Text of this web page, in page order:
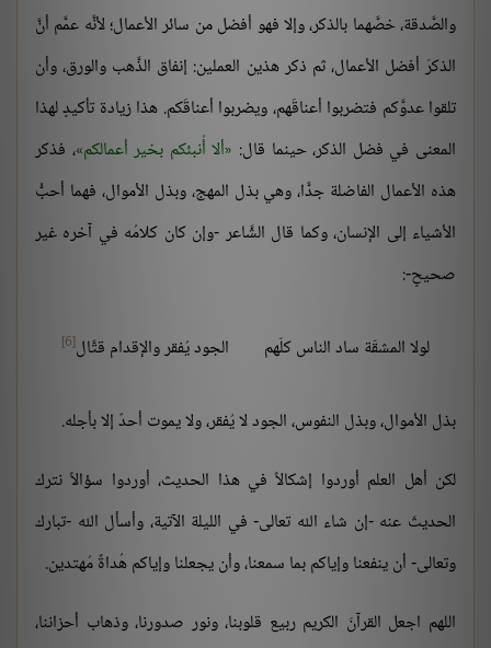
والصَّدقة، خصَّهما بالذكر، وإلا فهو أفضل من سائر الأعمال؛ لأنَّه عمَّم أنَّ
الذكرَ أفضل الأعمال، ثم ذكر هذين العملين: إنفاق الذَّهب والورق، وأن
تلقوا عدوَّكم فتضربوا أعناقَهم، ويضربوا أعناقَكم. هذا زيادة تأكيدٍ لهذا
المعنى في فضل الذكر، حينما قال: ألا أُنبئكم بخير أعمالكم ، فذكر
هذه الأعمال الفاضلة جدًّا، وهي بذل المهج، وبذل الأموال، فهما أحبُّ
الأشياء إلى الإنسان، وكما قال الشَّاعر -وإن كان كلامُه في آخره غير
صحيحٍ-:
لولا المشقّة ساد الناس كلّهم الجود يُفقر والإقدام قتَّال[6]
بذل الأموال، وبذل النفوس، الجود لا يُفقر، ولا يموت أحدٌ إلا بأجله.
لكن أهل العلم أوردوا إشكالاً في هذا الحديث، أوردوا سؤالاً نترك
الحديثَ عنه -إن شاء الله تعالى- في الليلة الآتية، وأسأل الله -تبارك
وتعالى- أن ينفعنا وإياكم بما سمعنا، وأن يجعلنا وإياكم هُداةً مُهتدين.
اللهم اجعل القرآنَ الكريم ربيع قلوبنا، ونور صدورنا، وذهاب أحزاننا،